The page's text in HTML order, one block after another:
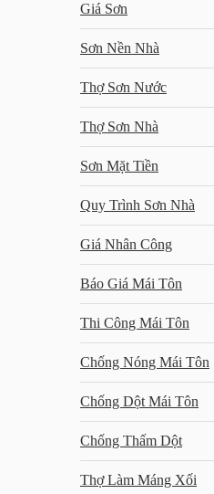
Giá Sơn
Sơn Nền Nhà
Thợ Sơn Nước
Thợ Sơn Nhà
Sơn Mặt Tiền
Quy Trình Sơn Nhà
Giá Nhân Công
Báo Giá Mái Tôn
Thi Công Mái Tôn
Chống Nóng Mái Tôn
Chống Dột Mái Tôn
Chống Thấm Dột
Thợ Làm Máng Xối